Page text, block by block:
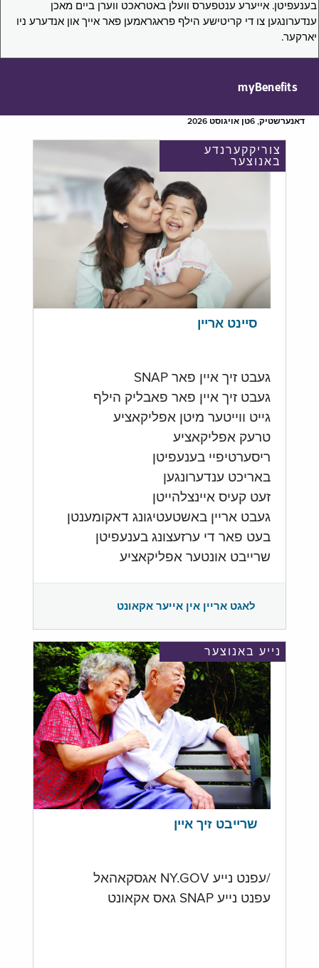
בענעפיטן. אייערע ענטפערס וועלן באטראכט ווערן ביים מאכן
ענדערונגען צו די קריטישע הילף פראגראמען פאר אייך און אנדערע ניו
יארקער.
myBenefits
דאנערשטיק, 6טן אויגוסט 2026
צוריקקערנדע
באנוצער
סיינט אריין
געבט זיך איין פאר SNAP
געבט זיך איין פאר פאבליק הילף
גייט ווייטער מיטן אפליקאציע
טרעק אפליקאציע
ריסערטיפיי בענעפיטן
באריכט ענדערונגען
זעט קעיס איינצלהייטן
געבט אריין באשטעטיגונג דאקומענטן
בעט פאר די ערזעצונג בענעפיטן
שרייבט אונטער אפליקאציע
לאגט אריין אין אייער אקאונט
נייע באנוצער
שרייבט זיך איין
/עפנט נייע NY.GOV אגסקאהאל
עפנט נייע SNAP גאס אקאונט